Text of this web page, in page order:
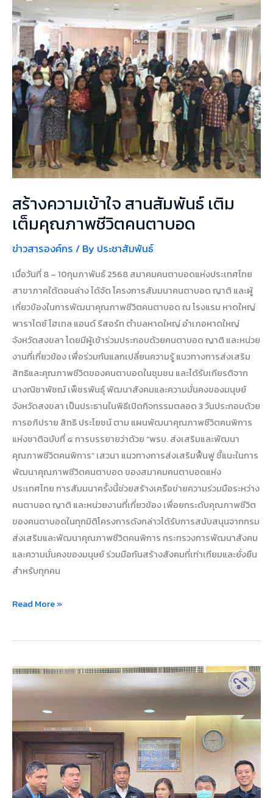
สร้างความเข้าใจ สานสัมพันธ์ เติม
เต็มคุณภาพชีวิตคนตาบอด
ข่าวสารองค์กร / By ประชาสัมพันธ์
เมื่อวันที่ 8 – 10กุมภาพันธ์ 2568 สมาคมคนตาบอดแห่งประเทศไทย
สาขาภาคใต้ตอนล่าง ได้จัด โครงการสัมมนาคนตาบอด ญาติ และผู้
เกี่ยวข้องในการพัฒนาคุณภาพชีวิตคนตาบอด ณ โรงแรม หาดใหญ่
พาราไดซ์ โฮเทล แอนด์ รีสอร์ท ตำบลหาดใหญ่ อำเภอหาดใหญ่
จังหวัดสงขลา โดยมีผู้เข้าร่วมประกอบด้วยคนตาบอด ญาติ และหน่วย
งานที่เกี่ยวข้อง เพื่อร่วมกันแลกเปลี่ยนความรู้ แนวทางการส่งเสริม
สิทธิและคุณภาพชีวิตของคนตาบอดในชุมชน และได้รับเกียรติจาก
นางณิชาพัชฌ์ เพ็ชรพันธุ์ พัฒนาสังคมและความมั่นคงของมนุษย์
จังหวัดสงขลา เป็นประธานในพิธีเปิดกิจกรรมตลอด 3 วันประกอบด้วย
การอภิปราย สิทธิ ประโยชน์ ตาม แผนพัฒนาคุณภาพชีวิตคนพิการ
แห่งชาติฉบับที่ ๕ การบรรยายว่าด้วย “พรบ. ส่งเสริมและพัฒนา
คุณภาพชีวิตคนพิการ” เสวนา แนวทางการส่งเสริมฟื้นฟู ชี้แนะในการ
พัฒนาคุณภาพชีวิตคนตาบอด ของสมาคมคนตาบอดแห่ง
ประเทศไทย การสัมมนาครั้งนี้ช่วยสร้างเครือข่ายความร่วมมือระหว่าง
คนตาบอด ญาติ และหน่วยงานที่เกี่ยวข้อง เพื่อยกระดับคุณภาพชีวิต
ของคนตาบอดในทุกมิติโครงการดังกล่าวได้รับการสนับสนุนจากกรม
ส่งเสริมและพัฒนาคุณภาพชีวิตคนพิการ กระทรวงการพัฒนาสังคม
และความมั่นคงของมนุษย์ ร่วมมือกันสร้างสังคมที่เท่าเทียมและยั่งยืน
สำหรับทุกคน
เติม
เต็ม
คุณภาพ
ชีวิต
คน
ตาบอด
Read More »
สมาคม
คน
แห่ง
ประเทศไทย
เข้า
พบ
ผู้